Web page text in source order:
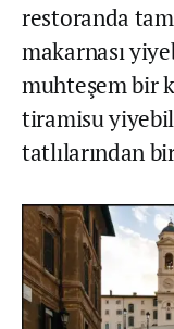
restoranda
makarnası
muhteşem bir
tiramisu
tatlılarından